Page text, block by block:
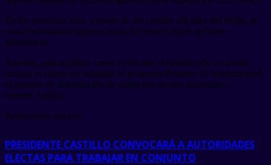
En los próximos días, a través de los canales oficiales del Midis, se
estará informando quiénes serán los beneficiarios del bono
alimentario.
Además, para aquellos casos en los que el beneficiario no pueda
realizar el cobro del subsidio, el programa Pensión 65 implementará
el proceso de autorización de cobro por tercero autorizado.
Fuente: Andina
Publicación anterior
PRESIDENTE CASTILLO CONVOCARÁ A AUTORIDADES
ELECTAS PARA TRABAJAR EN CONJUNTO